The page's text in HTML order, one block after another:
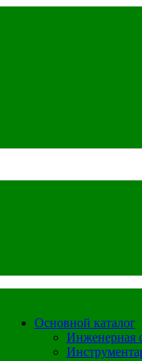
Основной каталог
Инженерная